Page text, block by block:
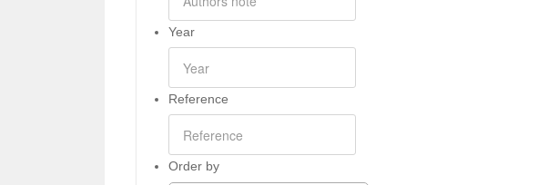
Year
Reference
Order by